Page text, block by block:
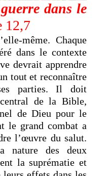
dans le
12,7
même. Chaque
dans le contexte
devrait apprendre
tout et reconnaître
parties. Il doit
de la Bible,
de Dieu pour le
le grand combat a
l’œuvre du salut.
nature des deux
la suprématie et